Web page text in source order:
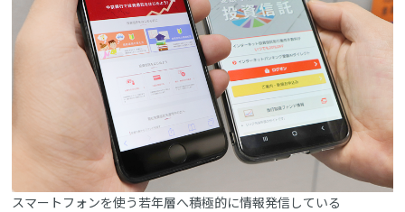
スマートフォンを使う若年層へ積極的に情報発信している